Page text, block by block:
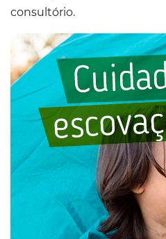
consultório.